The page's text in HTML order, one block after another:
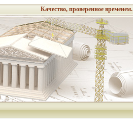
Качество, проверенное временем.